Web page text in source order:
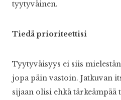
tyytyväinen.
Tiedä prioriteettisi
Tyytyväisyys ei siis
jopa päin vastoin. Jatkuvan
sijaan olisi ehkä